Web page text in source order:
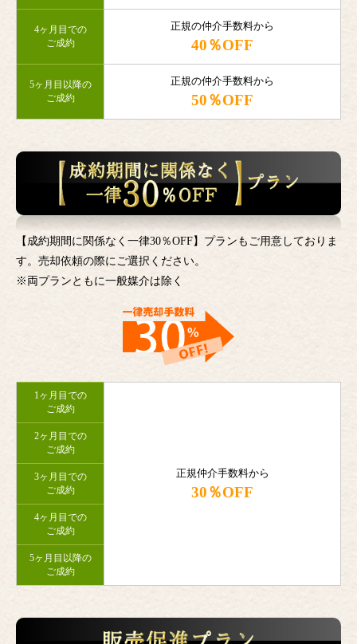
4ヶ月目での
ご成約
正規の仲介手数料から
40％OFF
5ヶ月目以降の
ご成約
正規の仲介手数料から
50％OFF
【成約期間に関係なく一律30％OFF】プランもご用意しておりま
す。売却依頼の際にご選択ください。
※両プランともに一般媒介は除く
1ヶ月目での
ご成約
正規仲介手数料から
30％OFF
2ヶ月目での
ご成約
3ヶ月目での
ご成約
4ヶ月目での
ご成約
5ヶ月目以降の
ご成約